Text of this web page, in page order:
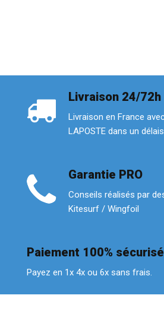
Livraison 24/72h
Livraison en France
LAPOSTE dans un
Garantie PRO
Conseils réalisés par
Kitesurf / Wingfoil
Paiement 100% sécurisé
Payez en 1x 4x ou 6x sans frais.